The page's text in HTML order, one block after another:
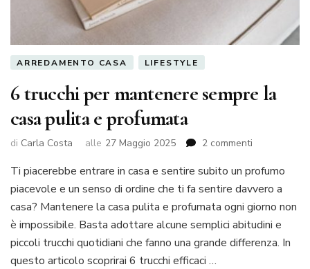
ARREDAMENTO CASA LIFESTYLE
6 trucchi per mantenere sempre la
casa pulita e profumata
di Carla Costa alle 27 Maggio 2025 2 commenti
trucchi
per
mantenere
sempre
la
casa
Ti piacerebbe entrare in casa e sentire subito un profumo
piacevole e un senso di ordine che ti fa sentire davvero a
casa? Mantenere la casa pulita e profumata ogni giorno non
è impossibile. Basta adottare alcune semplici abitudini e
piccoli trucchi quotidiani che fanno una grande differenza. In
questo articolo scoprirai 6 trucchi efficaci …